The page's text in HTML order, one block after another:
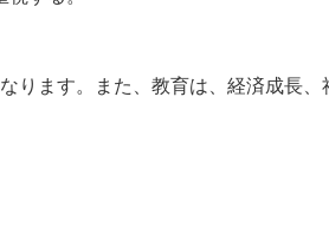
ります。また、教育は、経済成長